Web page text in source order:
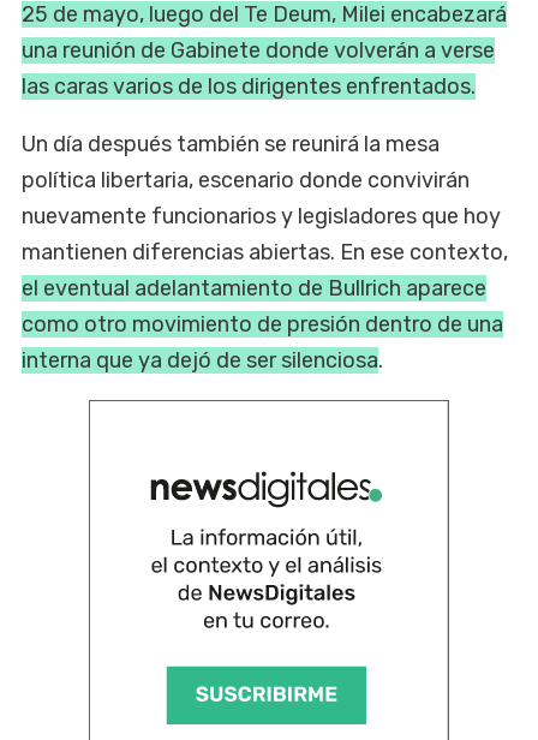
25 de mayo, luego del Te Deum, Milei encabezará
una reunión de Gabinete donde volverán a verse
las caras varios de los dirigentes enfrentados.
Un día después también se reunirá la mesa
política libertaria, escenario donde convivirán
nuevamente funcionarios y legisladores que hoy
mantienen diferencias abiertas. En ese contexto,
el eventual adelantamiento de Bullrich aparece
como otro movimiento de presión dentro de una
interna que ya dejó de ser silenciosa.